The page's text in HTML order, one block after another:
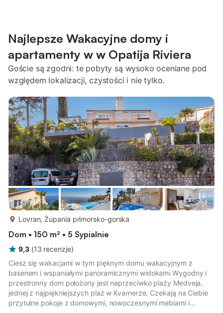
Najlepsze Wakacyjne domy i
apartamenty w w Opatija Riviera
Goście są zgodni: te pobyty są wysoko oceniane pod
względem lokalizacji, czystości i nie tylko.
Lovran, Żupania primorsko-gorska
Dom • 150 m² • 5 Sypialnie
9,3 (13 recenzje)
Ciesz się wakacjami w tym pięknym domu wakacyjnym z
basenem i wspaniałymi panoramicznymi widokami.Wygodny i
przestronny dom położony jest naprzeciwko plaży Medveja,
jednej z najpiękniejszych plaż w Kvarnerze. Czekają na Ciebie
przytulne pokoje z domowymi, nowoczesnymi meblami i